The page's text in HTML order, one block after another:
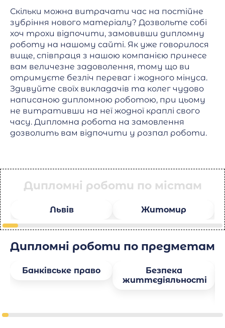
Скільки можна витрачати час на постійне
зубріння нового матеріалу? Дозвольте собі
хоч трохи відпочити, замовивши дипломну
роботу на нашому сайті. Як уже говорилося
вище, співпраця з нашою компанією принесе
вам величезне задоволення, тому що ви
отримуєте безліч переваг і жодного мінуса.
Здивуйте своїх викладачів та колег чудово
написаною дипломною роботою, при цьому
не витративши на неї жодної краплі свого
часу. Дипломна робота на замовлення
дозволить вам відпочити у розпал роботи.
Дипломні роботи по містам
Львів Житомир
Дипломні роботи по предметам
Банківське право
Безпека
життєдіяльності